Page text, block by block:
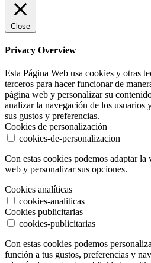
Close
Privacy Overview
Esta Página Web usa cookies y otras
terceros para hacer funcionar de
página web y personalizar su
analizar la navegación de los usuarios
sus gustos y preferencias.
Cookies de personalización
cookies-de-personalizacion
Con estas cookies podemos adaptar
web y personalizar sus opciones.
Cookies analíticas
cookies-analiticas
Cookies publicitarias
cookies-publicitarias
Con estas cookies podemos
función a tus gustos, preferencias y